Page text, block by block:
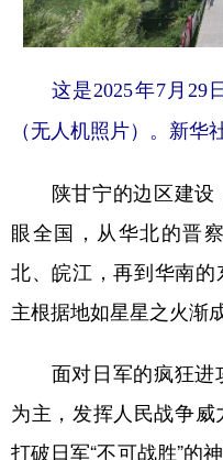
这是2025年7月29
（无人机照片）。新华
陕甘宁的边区建设
眼全国，从华北的晋
北、皖江，再到华南
主根据地如星星之火渐
面对日军的疯狂进
为主，发挥人民战争
打破日军“不可战胜”的